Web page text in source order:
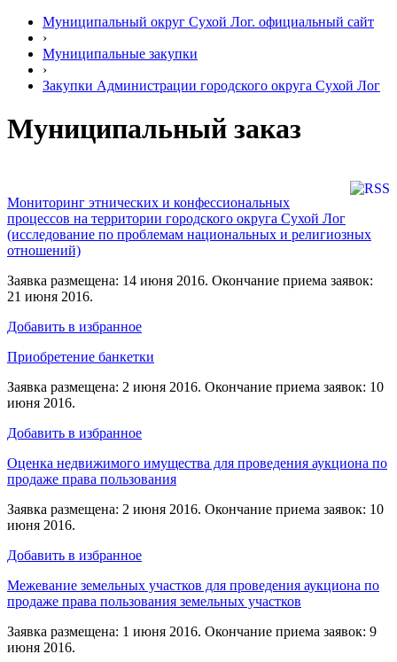
Муниципальный округ Сухой Лог. официальный сайт
›
Муниципальные закупки
›
Закупки Администрации городского округа Сухой Лог
Муниципальный заказ
Мониторинг этнических и конфессиональных
процессов на территории городского округа Сухой Лог
(исследование по проблемам национальных и религиозных
отношений)
Заявка размещена: 14 июня 2016. Окончание приема заявок:
21 июня 2016.
Добавить в избранное
Приобретение банкетки
Заявка размещена: 2 июня 2016. Окончание приема заявок: 10
июня 2016.
Добавить в избранное
Оценка недвижимого имущества для проведения аукциона по
продаже права пользования
Заявка размещена: 2 июня 2016. Окончание приема заявок: 10
июня 2016.
Добавить в избранное
Межевание земельных участков для проведения аукциона по
продаже права пользования земельных участков
Заявка размещена: 1 июня 2016. Окончание приема заявок: 9
июня 2016.